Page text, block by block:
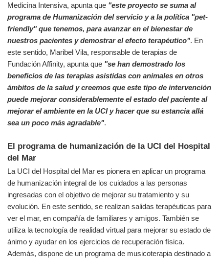
Medicina Intensiva, apunta que "este proyecto se suma al
programa de Humanización del servicio y a la política "pet-
friendly" que tenemos, para avanzar en el bienestar de
nuestros pacientes y demostrar el efecto terapéutico". En
este sentido, Maribel Vila, responsable de terapias de
Fundación Affinity, apunta que "se han demostrado los
beneficios de las terapias asistidas con animales en otros
ámbitos de la salud y creemos que este tipo de intervención
puede mejorar considerablemente el estado del paciente al
mejorar el ambiente en la UCI y hacer que su estancia allá
sea un poco más agradable".
El programa de humanización de la UCI del Hospital
del Mar
La UCI del Hospital del Mar es pionera en aplicar un programa
de humanización integral de los cuidados a las personas
ingresadas con el objetivo de mejorar su tratamiento y su
evolución. En este sentido, se realizan salidas terapéuticas para
ver el mar, en compañía de familiares y amigos. También se
utiliza la tecnología de realidad virtual para mejorar su estado de
ánimo y ayudar en los ejercicios de recuperación física.
Además, dispone de un programa de musicoterapia destinado a